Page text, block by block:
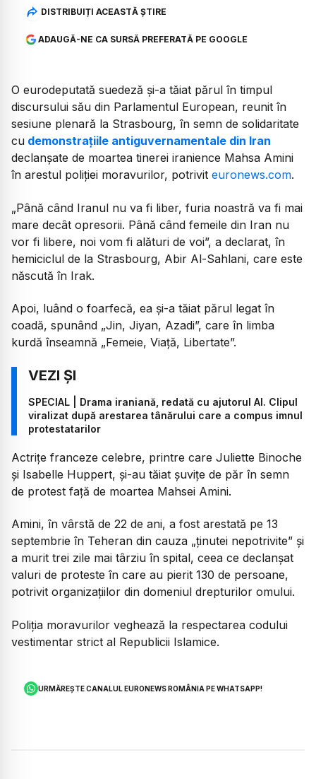
DISTRIBUIȚI ACEASTĂ ȘTIRE
ADAUGĂ-NE CA SURSĂ PREFERATĂ PE GOOGLE
O eurodeputată suedeză şi-a tăiat părul în timpul
discursului său din Parlamentul European, reunit în
sesiune plenară la Strasbourg, în semn de solidaritate
cu demonstraţiile antiguvernamentale din Iran
declanşate de moartea tinerei iranience Mahsa Amini
în arestul poliţiei moravurilor, potrivit euronews.com.
„Până când Iranul nu va fi liber, furia noastră va fi mai
mare decât opresorii. Până când femeile din Iran nu
vor fi libere, noi vom fi alături de voi”, a declarat, în
hemiciclul de la Strasbourg, Abir Al-Sahlani, care este
născută în Irak.
Apoi, luând o foarfecă, ea şi-a tăiat părul legat în
coadă, spunând „Jin, Jiyan, Azadi”, care în limba
kurdă înseamnă „Femeie, Viaţă, Libertate”.
SPECIAL | Drama iraniană, redată cu ajutorul AI. Clipul
viralizat după arestarea tânărului care a compus imnul
protestatarilor
Actriţe franceze celebre, printre care Juliette Binoche
şi Isabelle Huppert, şi-au tăiat şuviţe de păr în semn
de protest faţă de moartea Mahsei Amini.
Amini, în vârstă de 22 de ani, a fost arestată pe 13
septembrie în Teheran din cauza „ţinutei nepotrivite” şi
a murit trei zile mai târziu în spital, ceea ce declanşat
valuri de proteste în care au pierit 130 de persoane,
potrivit organizaţiilor din domeniul drepturilor omului.
Poliţia moravurilor veghează la respectarea codului
vestimentar strict al Republicii Islamice.
URMĂREȘTE CANALUL EURONEWS ROMÂNIA PE WHATSAPP!